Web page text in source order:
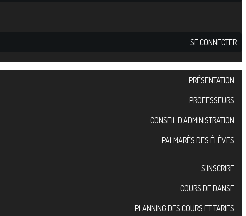
SE CONNECTER
PRÉSENTATION
PROFESSEURS
CONSEIL D'ADMINISTRATION
PALMARÈS DES ÉLÈVES
S'INSCRIRE
COURS DE DANSE
PLANNING DES COURS ET TARIFS